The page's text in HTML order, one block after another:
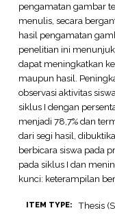
pengamatan gambar
menulis, secara
hasil pengamatan
penelitian ini
dapat meningkatkan
maupun hasil.
observasi aktivitas
siklus I dengan
menjadi 78,7% dan
dari segi hasil,
berbicara siswa pada
pada siklus I dan
kunci: keterampilan
ITEM TYPE: Thesis